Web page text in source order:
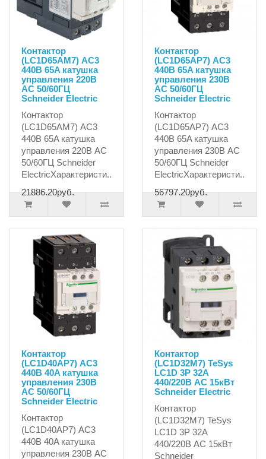
Контактор
(LC1D65AM7) AC3
440В 65A катушка
управления 220В
AC 50/60ГЦ
Schneider Electric
Контактор
(LC1D65AM7) AC3
440В 65A катушка
управления 220В AC
50/60ГЦ Schneider
ElectricХарактеристи..
21886.20руб.
Контактор
(LC1D65AP7) AC3
440В 65A катушка
управления 230В
AC 50/60ГЦ
Schneider Electric
Контактор
(LC1D65AP7) AC3
440В 65A катушка
управления 230В AC
50/60ГЦ Schneider
ElectricХарактеристи..
56797.20руб.
Контактор
(LC1D40AP7) AC3
440В 40A катушка
управления 230В
AC 50/60ГЦ
Schneider Electric
Контактор
(LC1D40AP7) AC3
440В 40A катушка
управления 230В AC
Контактор
(LC1D32M7) TeSys
LC1D 3P 32А
440/220В AC 15кВт
Schneider Electric
Контактор
(LC1D32M7) TeSys
LC1D 3P 32А
440/220В AC 15кВт
Schneider